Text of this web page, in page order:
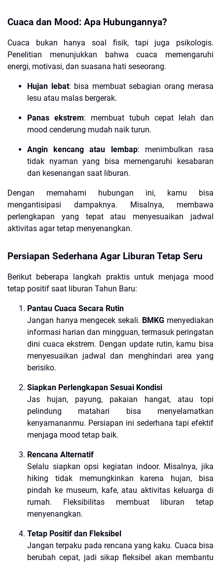
Cuaca dan Mood: Apa Hubungannya?
Cuaca bukan hanya soal fisik, tapi juga psikologis.
Penelitian menunjukkan bahwa cuaca memengaruhi
energi, motivasi, dan suasana hati seseorang.
Hujan lebat: bisa membuat sebagian orang merasa
lesu atau malas bergerak.
Panas ekstrem: membuat tubuh cepat lelah dan
mood cenderung mudah naik turun.
Angin kencang atau lembap: menimbulkan rasa
tidak nyaman yang bisa memengaruhi kesabaran
dan kesenangan saat liburan.
Dengan memahami hubungan ini, kamu bisa
mengantisipasi dampaknya. Misalnya, membawa
perlengkapan yang tepat atau menyesuaikan jadwal
aktivitas agar tetap menyenangkan.
Persiapan Sederhana Agar Liburan Tetap Seru
Berikut beberapa langkah praktis untuk menjaga mood
tetap positif saat liburan Tahun Baru:
Pantau Cuaca Secara Rutin
Jangan hanya mengecek sekali. BMKG menyediakan
informasi harian dan mingguan, termasuk peringatan
dini cuaca ekstrem. Dengan update rutin, kamu bisa
menyesuaikan jadwal dan menghindari area yang
berisiko.
Siapkan Perlengkapan Sesuai Kondisi
Jas hujan, payung, pakaian hangat, atau topi
pelindung matahari bisa menyelamatkan
kenyamananmu. Persiapan ini sederhana tapi efektif
menjaga mood tetap baik.
Rencana Alternatif
Selalu siapkan opsi kegiatan indoor. Misalnya, jika
hiking tidak memungkinkan karena hujan, bisa
pindah ke museum, kafe, atau aktivitas keluarga di
rumah. Fleksibilitas membuat liburan tetap
menyenangkan.
Tetap Positif dan Fleksibel
Jangan terpaku pada rencana yang kaku. Cuaca bisa
berubah cepat, jadi sikap fleksibel akan membantu